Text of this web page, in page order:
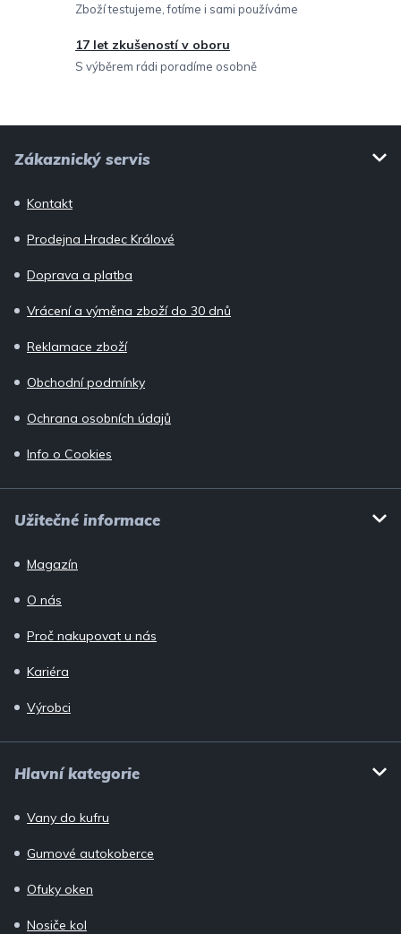
y
v
ý
Zboží testujeme, fotíme i sami používáme
17 let zkušeností v oboru
S výběrem rádi poradíme osobně
Zákaznický servis
Kontakt
Prodejna Hradec Králové
Doprava a platba
Vrácení a výměna zboží do 30 dnů
Reklamace zboží
Obchodní podmínky
Ochrana osobních údajů
Info o Cookies
Užitečné informace
Magazín
O nás
Proč nakupovat u nás
Kariéra
Výrobci
Hlavní kategorie
Vany do kufru
Gumové autokoberce
Ofuky oken
Nosiče kol